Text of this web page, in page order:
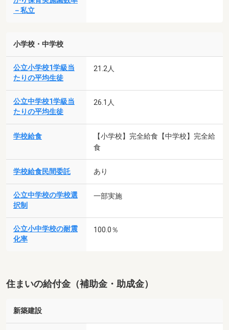
－私立
小学校・中学校
公立小学校1学級当
たりの平均生徒
21.2人
公立中学校1学級当
たりの平均生徒
26.1人
学校給食
【小学校】完全給食【中学校】完全給
食
学校給食民間委託 あり
公立中学校の学校選
択制
一部実施
公立小中学校の耐震
化率
100.0％
住まいの給付金（補助金・助成金）
新築建設